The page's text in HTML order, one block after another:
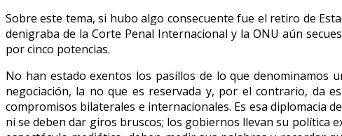
Sobre este tema, si hubo algo consecuente fue el retiro de
denigraba de la Corte Penal Internacional y la ONU aún
por cinco potencias.
No han estado exentos los pasillos de lo que denominamos
negociación, la no que es reservada y, por el contrario, da
compromisos bilaterales e internacionales. Es esa diplomacia
ni se deben dar giros bruscos; los gobiernos llevan su política